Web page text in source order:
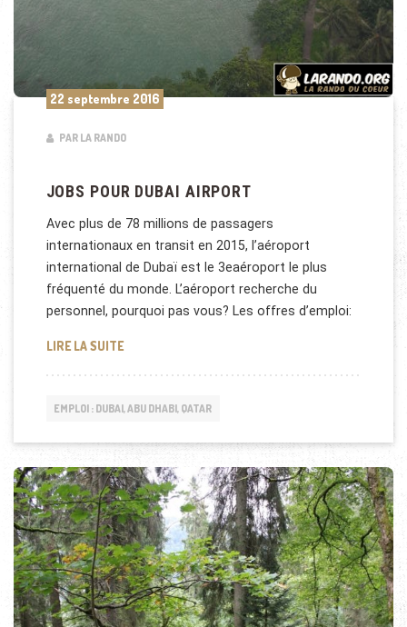
22 septembre 2016
PAR LA RANDO
JOBS POUR DUBAI AIRPORT
Avec plus de 78 millions de passagers
internationaux en transit en 2015, l’aéroport
international de Dubaï est le 3eaéroport le plus
fréquenté du monde. L’aéroport recherche du
personnel, pourquoi pas vous? Les offres d’emploi:
LIRE LA SUITEJOBS POUR DUBAI AIRPORT
EMPLOI : DUBAI, ABU DHABI, QATAR